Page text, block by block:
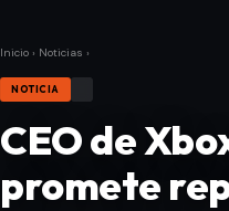
Inicio › Noticias ›
NOTICIA
CEO de
promete